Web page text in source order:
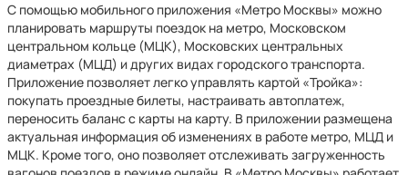
С помощью мобильного приложения «Метро Москвы» можно
планировать маршруты поездок на метро, Московском
центральном кольце (МЦК), Московских центральных
диаметрах (МЦД) и других видах городского транспорта.
Приложение позволяет легко управлять картой «Тройка»:
покупать проездные билеты, настраивать автоплатеж,
переносить баланс с карты на карту. В приложении размещена
актуальная информация об изменениях в работе метро, МЦД и
МЦК. Кроме того, оно позволяет отслеживать загруженность